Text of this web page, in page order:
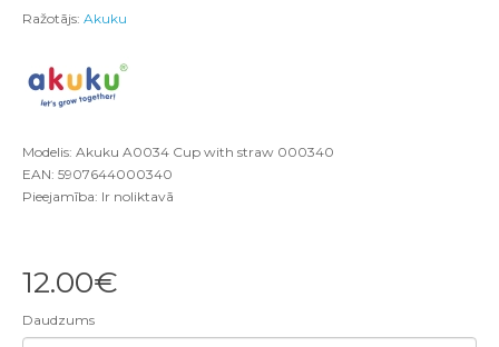
Ražotājs: Akuku
Modelis: Akuku A0034 Cup with straw 000340
EAN: 5907644000340
Pieejamība: Ir noliktavā
12.00€
Daudzums